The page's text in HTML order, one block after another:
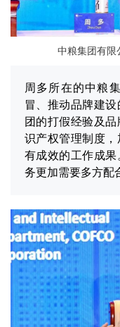
中粮集团有限
周多所在的中粮
冒、推动品牌建
团的打假经验及
识产权管理制度
有成效的工作成
务更加需要多方配